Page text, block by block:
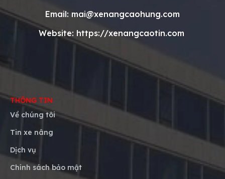
Email: mai@xenangcaohung.com
Website: https://xenangcaotin.com
THÔNG TIN
Về chúng tôi
Tin xe nâng
Dịch vụ
Chính sách bảo mật